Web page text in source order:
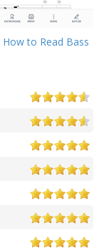
How to Read Bass